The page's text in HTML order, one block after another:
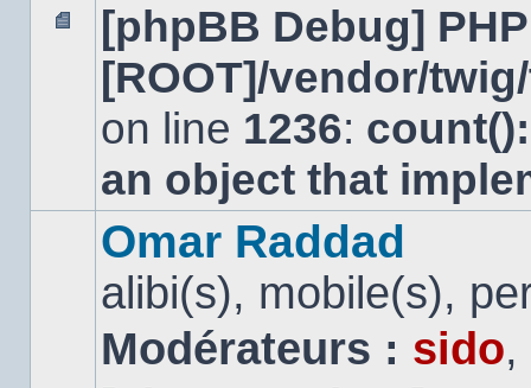
Aucun
message
non
[phpBB Debug]
[ROOT]/vendor/
on line 1236:
an object that
Omar Raddad
alibi(s), mobile(s),
Modérateurs : sido,